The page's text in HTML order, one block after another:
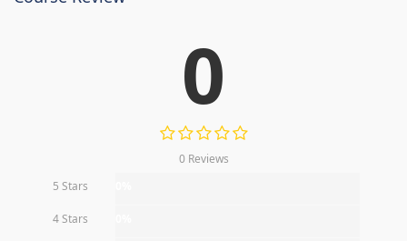
0
0 Reviews
5 Stars
4 Stars